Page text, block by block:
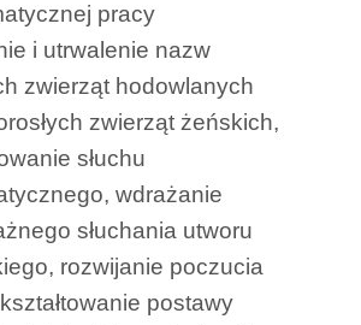
pracy
i utrwalenie nazw
zwierząt hodowlanych
zwierząt żeńskich,
słuchu
wdrażanie
słuchania utworu
rozwijanie poczucia
postawy